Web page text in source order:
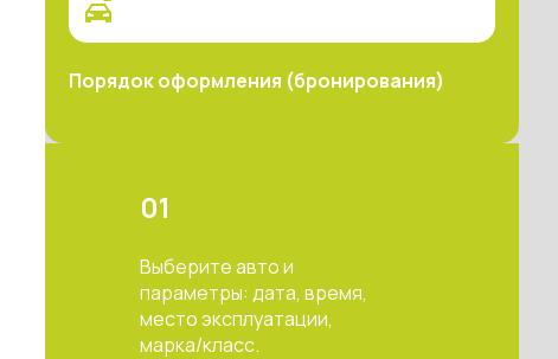
Порядок оформления (бронирования)
01
Выберите авто и
параметры: дата, время,
место эксплуатации,
марка/класс.